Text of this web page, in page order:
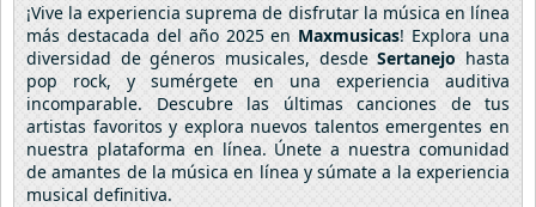
¡Vive la experiencia suprema de disfrutar la música en línea
más destacada del año 2025 en Maxmusicas! Explora una
diversidad de géneros musicales, desdeSertanejo hasta
pop rock, y sumérgete en una experiencia auditiva
incomparable. Descubre las últimas canciones de tus
artistas favoritos y explora nuevos talentos emergentes en
nuestra plataforma en línea. Únete a nuestra comunidad
de amantes de la música en línea y súmate a la experiencia
musical definitiva.